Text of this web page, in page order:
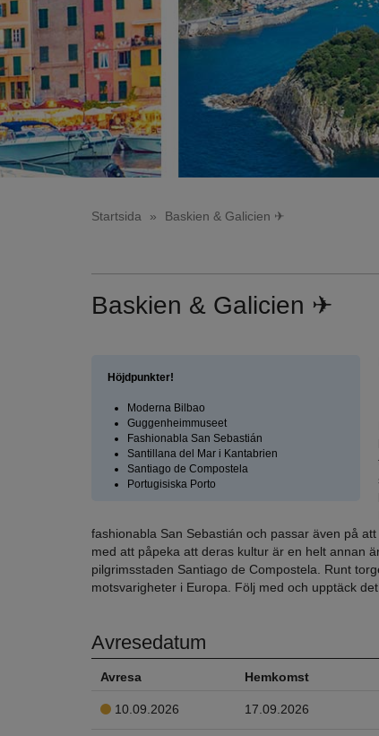
Startsida » Baskien & Galicien ✈
Baskien & Galicien ✈
Höjdpunkter!
Moderna Bilbao
Guggenheimmuseet
Fashionabla San Sebastián
Santillana del Mar i Kantabrien
Santiago de Compostela
Portugisiska Porto
fashionabla San Sebastián och passar även på
med att påpeka att deras kultur är en helt annan
pilgrimsstaden Santiago de Compostela. Runt
motsvarigheter i Europa. Följ med och upptäck
Avresedatum
Avresa Hemkomst
10.09.2026 17.09.2026